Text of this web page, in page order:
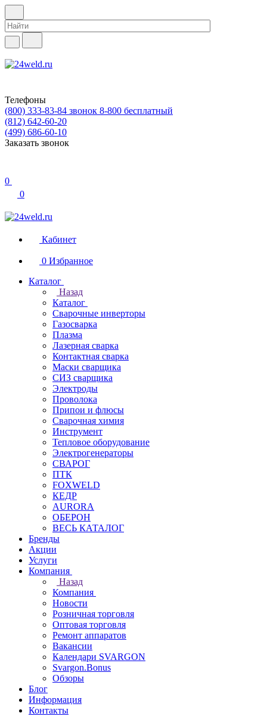
Телефоны
(800) 333-83-84 звонок 8-800 бесплатный
(812) 642-60-20
(499) 686-60-10
Заказать звонок
0
0
Кабинет
0 Избранное
Каталог
Назад
Каталог
Сварочные инверторы
Газосварка
Плазма
Лазерная сварка
Контактная сварка
Маски сварщика
СИЗ сварщика
Электроды
Проволока
Припои и флюсы
Сварочная химия
Инструмент
Тепловое оборудование
Электрогенераторы
СВАРОГ
ПТК
FOXWELD
КЕДР
AURORA
ОБЕРОН
ВЕСЬ КАТАЛОГ
Бренды
Акции
Услуги
Компания
Назад
Компания
Новости
Розничная торговля
Оптовая торговля
Ремонт аппаратов
Вакансии
Календари SVARGON
Svargon.Bonus
Обзоры
Блог
Информация
Контакты